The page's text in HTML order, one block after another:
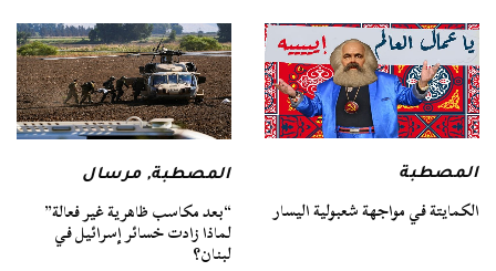
المصطبة
الكمايتة في مواجهة شعبولية اليسار
المصطبة,مرسال
“بعد مكاسب ظاهرية غير فعالة”
لماذا زادت خسائر إسرائيل في
لبنان؟